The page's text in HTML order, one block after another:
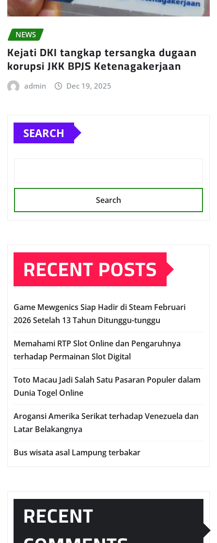
NEWS
Kejati DKI tangkap tersangka dugaan
korupsi JKK BPJS Ketenagakerjaan
admin Dec 19, 2025
SEARCH
Search
RECENT POSTS
Game Mewgenics Siap Hadir di Steam Februari
2026 Setelah 13 Tahun Ditunggu-tunggu
Memahami RTP Slot Online dan Pengaruhnya
terhadap Permainan Slot Digital
Toto Macau Jadi Salah Satu Pasaran Populer dalam
Dunia Togel Online
Arogansi Amerika Serikat terhadap Venezuela dan
Latar Belakangnya
Bus wisata asal Lampung terbakar
RECENT